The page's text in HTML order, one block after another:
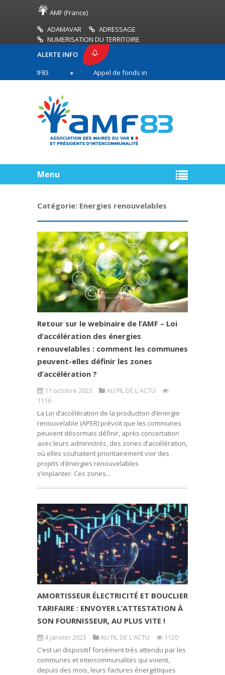
AMF (France)
ADAMAVAR
ADRESSAGE
NUMERISATION DU TERRITOIRE
ALERTE INFO
Appel de fonds incendies de forêt
première ligne
Menu
Catégorie: Energies renouvelables
Retour sur le webinaire de l’AMF – Loi
d’accélération des énergies
renouvelables : comment les communes
peuvent-elles définir les zones
d’accélération ?
11 octobre 2023
AU FIL DE L'ACTU
1116
La Loi d’accélération de la production d’énergie
renouvelable (APER) prévoit que les communes
peuvent désormais définir, après concertation
avec leurs administrés, des zones d’accélération,
où elles souhaitent prioritairement voir des
projets d’énergies renouvelables
s’implanter. Ces zones...
AMORTISSEUR ÉLECTRICITÉ ET BOUCLIER
TARIFAIRE : ENVOYER L’ATTESTATION À
SON FOURNISSEUR, AU PLUS VITE !
4 janvier 2023 AU FIL DE L'ACTU
1120
C’est un dispositif forcément très attendu par les
communes et intercommunalités qui voient,
depuis des mois, leurs factures énergétiques